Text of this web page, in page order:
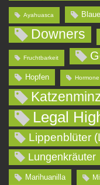
Ayahuasca
Downers
Fruchtbarkeit
Hopfen Hormone
Legal
Lippenblüter
Lungenkräuter
Marihuanilla